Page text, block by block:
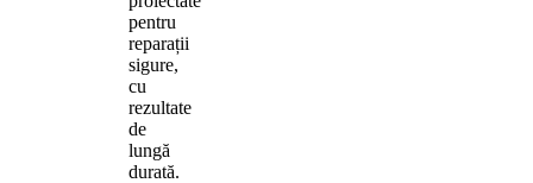
pentru
reparații
sigure,
cu
rezultate
de
lungă
durată.